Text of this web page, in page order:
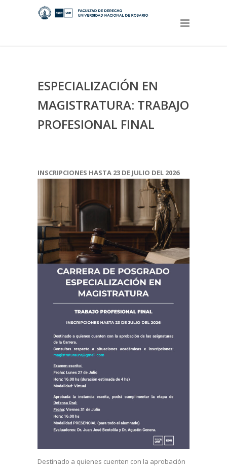
ESPECIALIZACIÓN EN
MAGISTRATURA: TRABAJO
PROFESIONAL FINAL
INSCRIPCIONES HASTA 23 DE JULIO DEL 2026
Destinado a quienes cuenten con la aprobación